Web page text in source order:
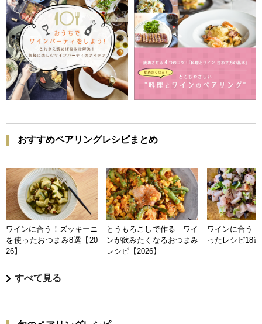
おすすめペアリングレシピまとめ
ワインに合う！ズッキーニ
を使ったおつまみ8選【20
26】
とうもろこしで作る ワイ
ンが飲みたくなるおつまみ
レシピ【2026】
ワインに合う
ったレシピ18
すべて見る